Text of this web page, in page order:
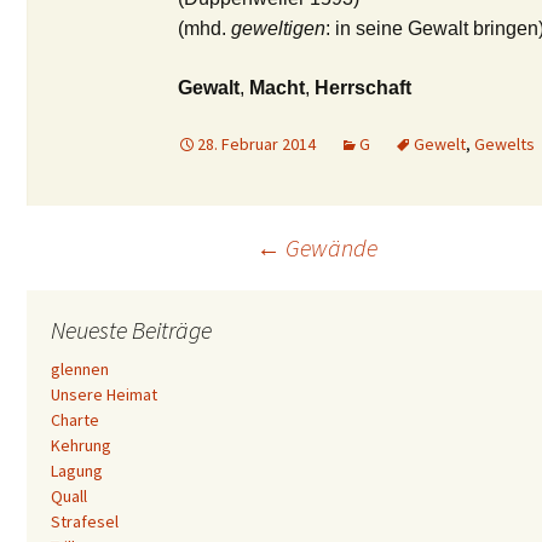
(mhd. geweltigen: in seine Gewalt
Gewalt, Macht, Herrschaft
28. Februar 2014 G Gewelt, Gewelts
Beitrags-
Navigation
← Gewände
Neueste Beiträge
glennen
Unsere Heimat
Charte
Kehrung
Lagung
Quall
Strafesel